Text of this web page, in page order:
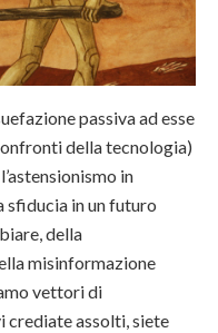
passiva ad esse
della tecnologia)
in
sfiducia in un futuro
della
misinformazione
vettori di
crediate assolti, siete